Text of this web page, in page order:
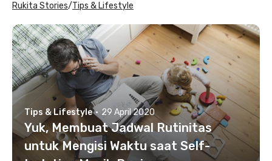
Rukita Stories/Tips & Lifestyle
Tips & Lifestyle · 29 April 2020
Yuk, Membuat Jadwal Rutinitas
untuk Mengisi Waktu saat Self-